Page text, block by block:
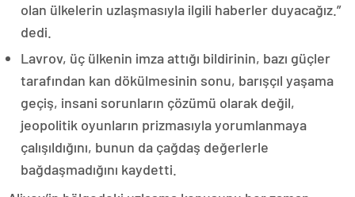
olan ülkelerin uzlaşmasıyla ilgili haberler duyacağız.”
dedi.
Lavrov, üç ülkenin imza attığı bildirinin, bazı güçler
tarafından kan dökülmesinin sonu, barışçıl yaşama
geçiş, insani sorunların çözümü olarak değil,
jeopolitik oyunların prizmasıyla yorumlanmaya
çalışıldığını, bunun da çağdaş değerlerle
bağdaşmadığını kaydetti.